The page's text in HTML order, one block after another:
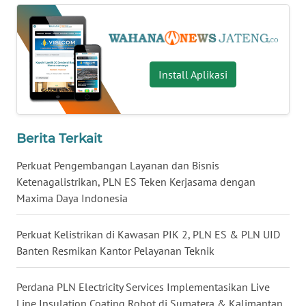
Install Aplikasi
Berita Terkait
Perkuat Pengembangan Layanan dan Bisnis
Ketenagalistrikan, PLN ES Teken Kerjasama dengan
Maxima Daya Indonesia
Perkuat Kelistrikan di Kawasan PIK 2, PLN ES & PLN UID
Banten Resmikan Kantor Pelayanan Teknik
Perdana PLN Electricity Services Implementasikan Live
Line Insulation Coating Robot di Sumatera & Kalimantan
BALI
WN
KALBAR
WN
KALTENG
WN
WN
KALTIM
WN